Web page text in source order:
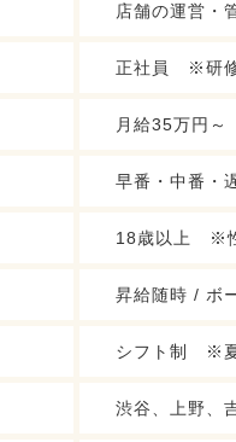
店舗の運営・
正社員 ※研
月給35万円～
早番・中番・
18歳以上 ※
昇給随時 / ボ
シフト制 ※夏
渋谷、上野、